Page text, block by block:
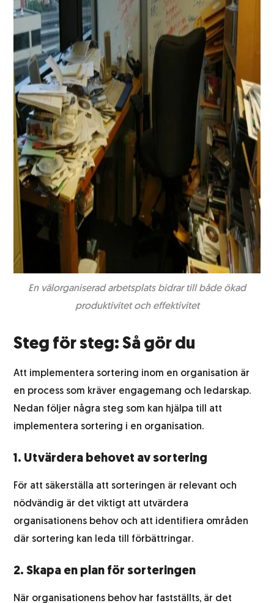
En välorganiserad arbetsplats bidrar till både ökad
produktivitet och effektivitet
Steg för steg: Så gör du
Att implementera sortering inom en organisation är
en process som kräver engagemang och ledarskap.
Nedan följer några steg som kan hjälpa till att
implementera sortering i en organisation.
1. Utvärdera behovet av sortering
För att säkerställa att sorteringen är relevant och
nödvändig är det viktigt att utvärdera
organisationens behov och att identifiera områden
där sortering kan leda till förbättringar.
2. Skapa en plan för sorteringen
När organisationens behov har fastställts, är det